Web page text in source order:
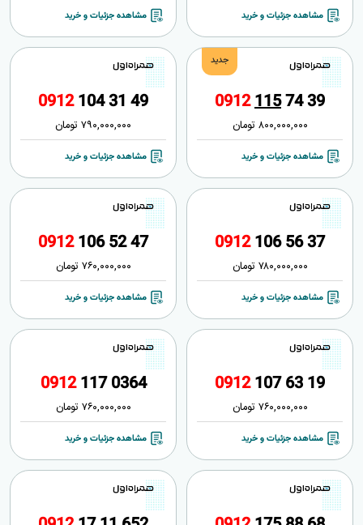
مشاهده جزئیات و خرید مشاهده جزئیات و خرید
جدید
09121157439
800,000,000 تومان
مشاهده جزئیات و خرید
091210431 49
790,000,000 تومان
مشاهده جزئیات و خرید
09121065637
780,000,000 تومان
مشاهده جزئیات و خرید
09121065247
760,000,000 تومان
مشاهده جزئیات و خرید
09121076319
760,000,000 تومان
مشاهده جزئیات و خرید
0912 117 0364
760,000,000 تومان
مشاهده جزئیات و خرید